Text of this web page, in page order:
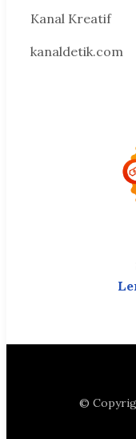
Kanal Kreatif
kanaldetik.com
©